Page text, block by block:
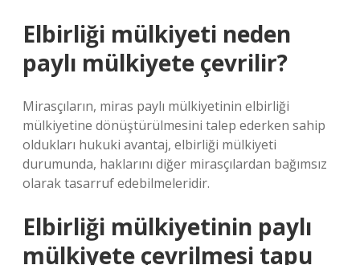
Elbirliği mülkiyeti neden
paylı mülkiyete çevrilir?
Mirasçıların, miras paylı mülkiyetinin elbirliği
mülkiyetine dönüştürülmesini talep ederken sahip
oldukları hukuki avantaj, elbirliği mülkiyeti
durumunda, haklarını diğer mirasçılardan bağımsız
olarak tasarruf edebilmeleridir.
Elbirliği mülkiyetinin paylı
mülkiyete çevrilmesi tapu